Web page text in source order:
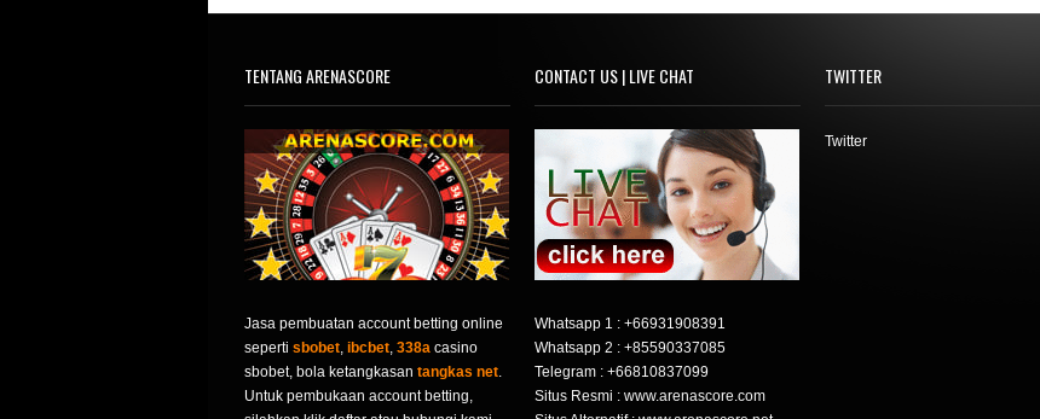
TENTANG ARENASCORE
Jasa pembuatan account betting online
seperti sbobet, ibcbet, 338a casino
sbobet, bola ketangkasan tangkas net.
Untuk pembukaan account betting,
CONTACT US | LIVE CHAT
Whatsapp 1 : +66931908391
Whatsapp 2 : +85590337085
Telegram : +66810837099
Situs Resmi : www.arenascore.com
TWITTER
Twitter